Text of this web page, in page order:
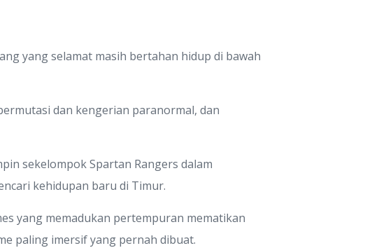
yang selamat masih bertahan hidup di bawah
dan kengerian paranormal, dan
sekelompok Spartan Rangers dalam
kehidupan baru di Timur.
yang memadukan pertempuran mematikan
paling imersif yang pernah dibuat.